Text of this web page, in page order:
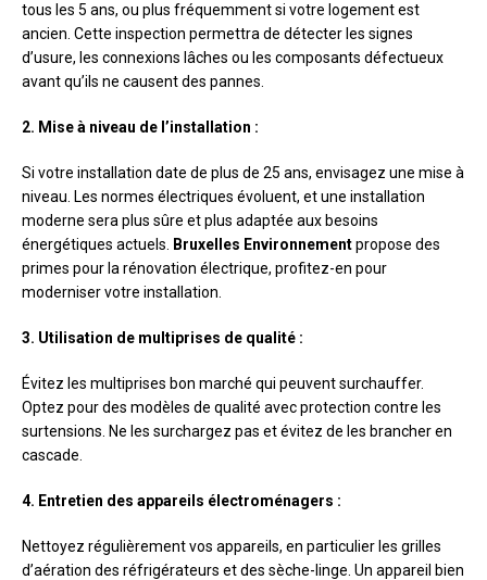
tous les 5 ans, ou plus fréquemment si votre logement est
ancien. Cette inspection permettra de détecter les signes
d’usure, les connexions lâches ou les composants défectueux
avant qu’ils ne causent des pannes.
2. Mise à niveau de l’installation :
Si votre installation date de plus de 25 ans, envisagez une mise à
niveau. Les normes électriques évoluent, et une installation
moderne sera plus sûre et plus adaptée aux besoins
énergétiques actuels.
Bruxelles Environnementpropose des
primes pour la rénovation électrique, profitez-en pour
moderniser votre installation.
3. Utilisation de multiprises de qualité :
Évitez les multiprises bon marché qui peuvent surchauffer.
Optez pour des modèles de qualité avec protection contre les
surtensions. Ne les surchargez pas et évitez de les brancher en
cascade.
4. Entretien des appareils électroménagers :
Nettoyez régulièrement vos appareils, en particulier les grilles
d’aération des réfrigérateurs et des sèche-linge. Un appareil bien